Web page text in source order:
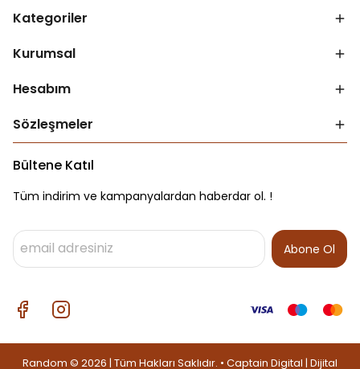
Kategoriler
Kurumsal
Hesabım
Sözleşmeler
Bültene Katıl
Tüm indirim ve kampanyalardan haberdar ol. !
Abone Ol
Random © 2026 | Tüm Hakları Saklıdır. • Captain Digital | Dijital